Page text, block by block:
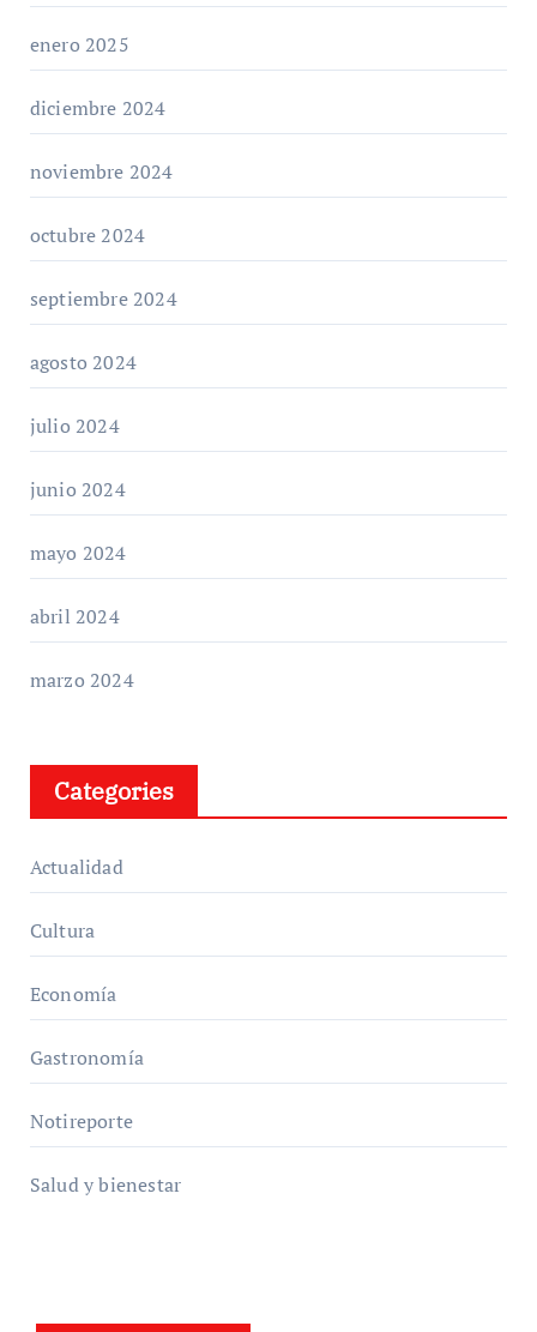
enero 2025
diciembre 2024
noviembre 2024
octubre 2024
septiembre 2024
agosto 2024
julio 2024
junio 2024
mayo 2024
abril 2024
marzo 2024
Categories
Actualidad
Cultura
Economía
Gastronomía
Notireporte
Salud y bienestar